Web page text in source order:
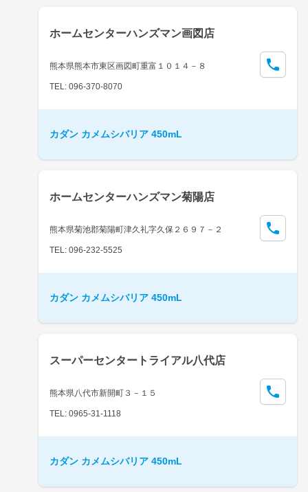
ホームセンターハンズマン画図店
熊本県熊本市東区画図町重富１０１４－８
TEL: 096-370-8070
カダン カメムシバリア 450mL
ホームセンターハンズマン菊陽店
熊本県菊池郡菊陽町津久礼字久保２６９７－２
TEL: 096-232-5525
カダン カメムシバリア 450mL
スーパーセンタートライアル八代店
熊本県八代市新開町３－１５
TEL: 0965-31-1118
カダン カメムシバリア 450mL